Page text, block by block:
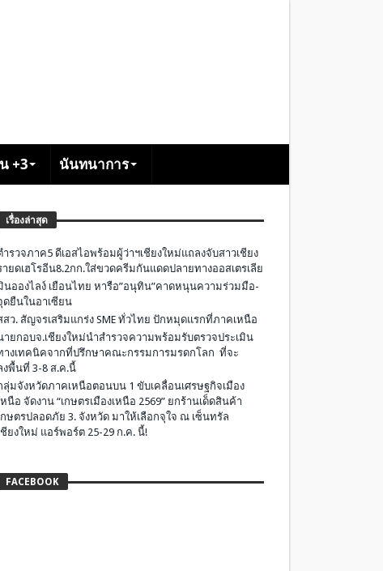
+3 นันทนาการ
เรื่องล่าสุด
ำรวจภาค5 ดีเอสไอพร้อมผู้ว่าฯเชียงใหม่แถลงจับสาวเชียง
ายดเฮโรอีน8.2กก.ใส่ขวดครีมกันแดดปลายทางออสเตรเลีย
นอองไลง์ เยือนไทย หารือ”อนุทิน”คาดหนุนความร่วมมือ-
ดยืนในอาเซียน
สว. สัญจรเสริมแกร่ง SME ทั่วไทย ปักหมุดแรกที่ภาคเหนือ
ายกอบจ.เชียงใหม่นำสำรวจความพร้อมรับตรวจประเมิน
างเทคนิคจากที่ปรึกษาคณะกรรมการมรดกโลก ที่จะ
งพื้นที่ 3-8 ส.ค.นี้
ลุ่มจังหวัดภาคเหนือตอนบน 1 ขับเคลื่อนเศรษฐกิจเมือง
หนือ จัดงาน “เกษตรเมืองเหนือ 2569” ยกร้านเด็ดสินค้า
กษตรปลอดภัย 3. จังหวัด มาให้เลือกจุใจ ณ เซ็นทรัล
ชียงใหม่ แอร์พอร์ต 25-29 ก.ค. นี้!
FACEBOOK